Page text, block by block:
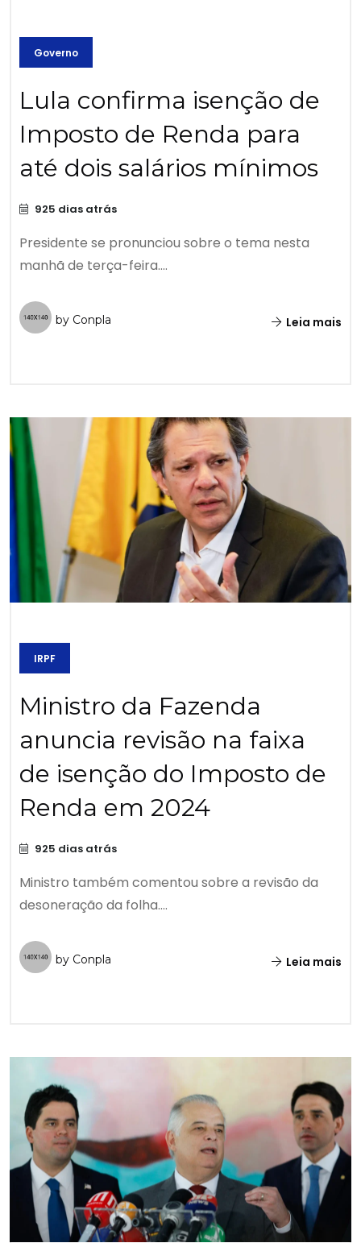
Governo
Lula confirma isenção de
Imposto de Renda para
até dois salários mínimos
925 dias atrás
Presidente se pronunciou sobre o tema nesta
manhã de terça-feira....
by Conpla Leia mais
IRPF
Ministro da Fazenda
anuncia revisão na faixa
de isenção do Imposto de
Renda em 2024
925 dias atrás
Ministro também comentou sobre a revisão da
desoneração da folha....
by Conpla Leia mais